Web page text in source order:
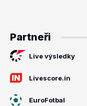
Partneři
Live výsledky
Livescore.in
EuroFotbal